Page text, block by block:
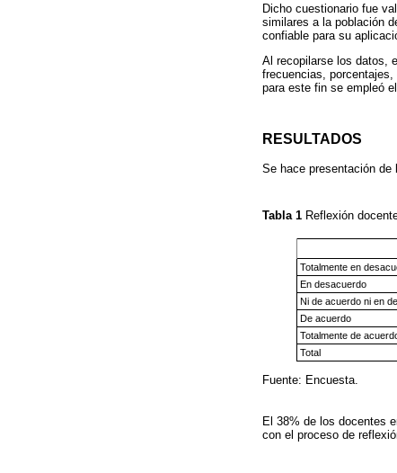
Dicho cuestionario fue
similares a la población
confiable para su
Al recopilarse los datos,
frecuencias,
para este fin se empleó
RESULTADOS
Se hace presentación
Tabla 1 Reflexión
Totalmente en
En desacuerdo
Ni de acuerdo ni en
De acuerdo
Totalmente de
Total
Fuente: Encuesta.
El 38% de los docentes
con el proceso de